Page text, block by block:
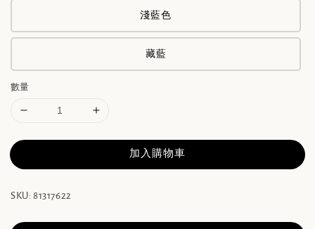
淺藍色
藏藍
數量
加入購物車
SKU: 81317622